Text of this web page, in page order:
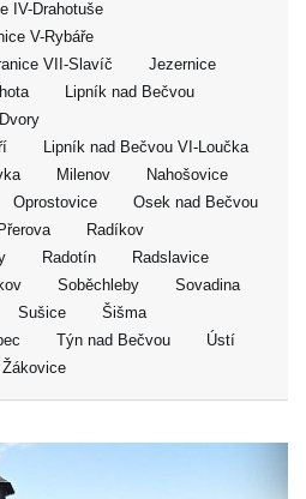
IV-Drahotuše
V-Rybáře
VII-Slavíč
Jezernice
Lipník nad Bečvou
Lipník nad Bečvou VI-Loučka
Milenov
Nahošovice
Oprostovice
Osek nad Bečvou
Radíkov
Radotín
Radslavice
Soběchleby
Sovadina
Sušice
Šišma
Týn nad Bečvou
Ústí
Žákovice